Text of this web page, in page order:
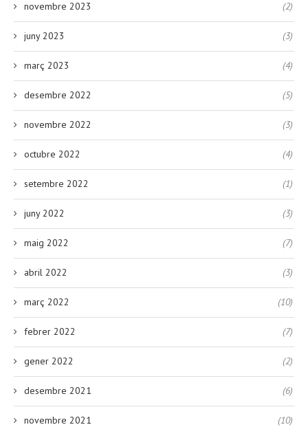
novembre 2023 (2)
juny 2023 (3)
març 2023 (4)
desembre 2022 (5)
novembre 2022 (3)
octubre 2022 (4)
setembre 2022 (1)
juny 2022 (3)
maig 2022 (7)
abril 2022 (3)
març 2022 (10)
febrer 2022 (7)
gener 2022 (2)
desembre 2021 (6)
novembre 2021 (10)